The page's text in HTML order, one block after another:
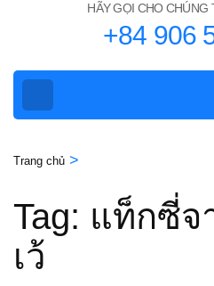
HÃY GỌI CHO CHÚNG
+84 906
Trang chủ >
Tag: แท็กซี่จ
เว้